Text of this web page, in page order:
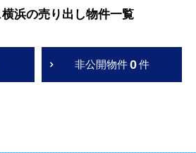
浜の売り出し物件一覧
非公開物件 0 件